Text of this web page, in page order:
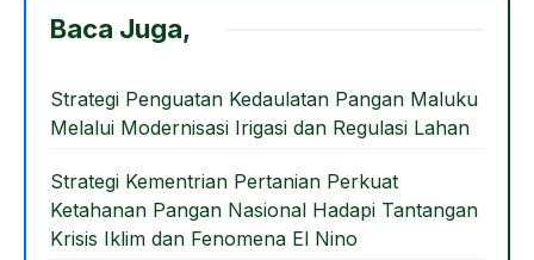
e
o
o
k
o
o
n
Baca Juga,
Strategi Penguatan Kedaulatan Pangan Maluku
Melalui Modernisasi Irigasi dan Regulasi Lahan
Strategi Kementrian Pertanian Perkuat
Ketahanan Pangan Nasional Hadapi Tantangan
Krisis Iklim dan Fenomena El Nino